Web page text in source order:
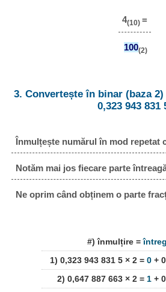
4(10) =
100(2)
3. Convertește în binar (baza
0,323 943 831
Înmulțește numărul în mod repetat
Notăm mai jos fiecare parte
Ne oprim când obținem o parte
#) înmulțire =întreg
1) 0,323 943 831 5 × 2 = 0 +
2) 0,647 887 663 × 2 = 1 +